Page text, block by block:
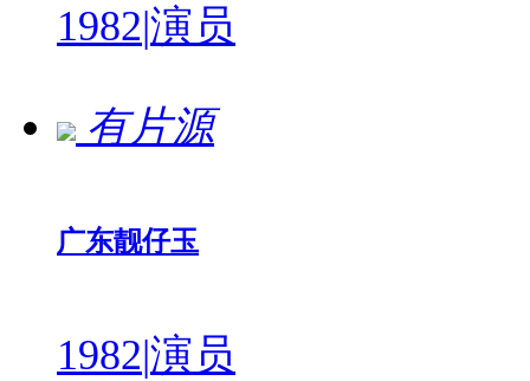
1982|演员
有片源
广东靓仔玉
1982|演员